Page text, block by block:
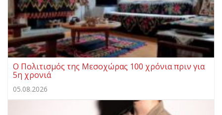
Ο Πολιτισμός της Μεσοχώρας 100 χρόνια πριν για
5η χρονιά
05.08.2026